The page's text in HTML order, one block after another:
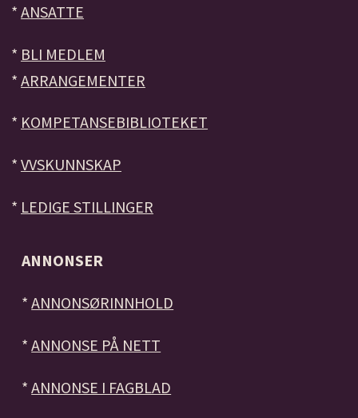
* ANSATTE
* BLI MEDLEM
* ARRANGEMENTER
* KOMPETANSEBIBLIOTEKET
* VVSKUNNSKAP
* LEDIGE STILLINGER
ANNONSER
*ANNONSØRINNHOLD
*ANNONSE PÅ NETT
*ANNONSE I FAGBLAD